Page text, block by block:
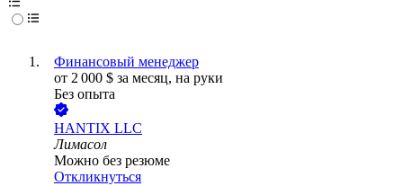
Финансовый менеджер
от 2 000 $ за месяц, на руки
Без опыта
HANTIX LLC
Лимасол
Можно без резюме
Откликнуться